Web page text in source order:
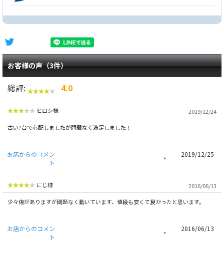
お客様の声（3件）
総評: 4.0
ヒロシ様
2019/12/24
古い?台で心配しましたが問題なく満足しました！
お店からのコメン
ト
2019/12/25
にじ様
2016/06/13
少々傷がありますが問題なく動いています、値段も安くて良かったと思います。
お店からのコメン
ト
2016/06/13